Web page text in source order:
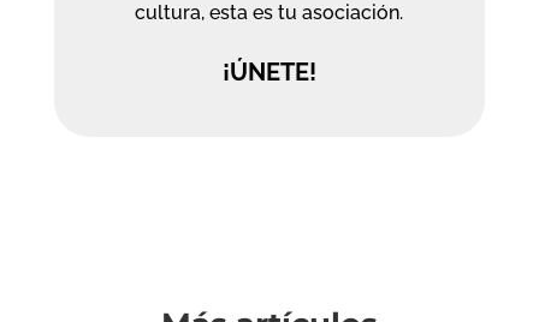
cultura, esta es tu asociación.
¡ÚNETE!